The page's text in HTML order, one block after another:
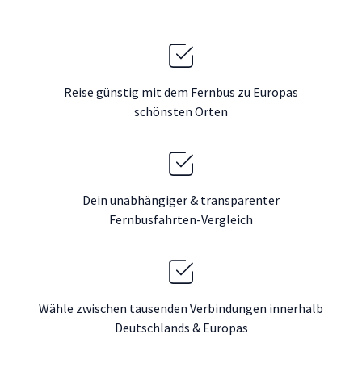
Reise günstig mit dem Fernbus zu Europas
schönsten Orten
Dein unabhängiger & transparenter
Fernbusfahrten-Vergleich
Wähle zwischen tausenden Verbindungen innerhalb
Deutschlands & Europas